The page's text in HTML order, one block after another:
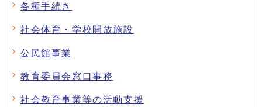
各種手続き
社会体育・学校開放施設
公民館事業
教育委員会窓口事務
社会教育事業等の活動支援